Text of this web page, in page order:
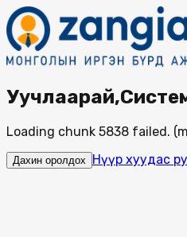
Loading chunk 5838 failed.
Дахин оролдох Нүүр хуудас